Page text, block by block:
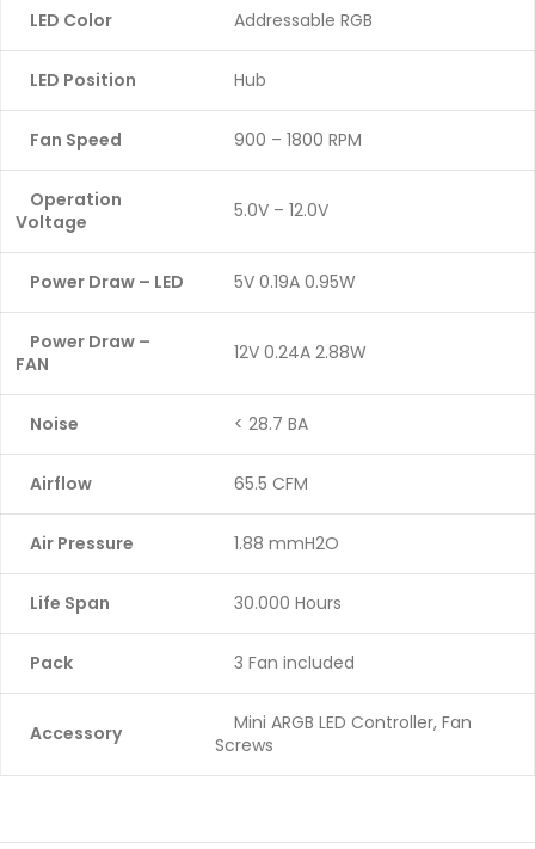
LED Color Addressable RGB
LED Position Hub
Fan Speed 900 – 1800 RPM
Operation
Voltage
5.0V – 12.0V
Power Draw – LED 5V 0.19A 0.95W
Power Draw –
FAN
12V 0.24A 2.88W
Noise < 28.7 BA
Airflow 65.5 CFM
Air Pressure 1.88 mmH2O
Life Span 30.000 Hours
Pack 3 Fan included
Accessory
Mini ARGB LED Controller, Fan
Screws